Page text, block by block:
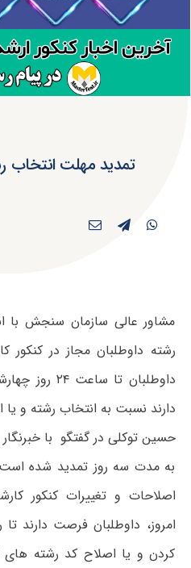
تمدید مهلت انتخاب
مشاور عالی سازمان سنجش با
دارند نسبت به انتخاب رشته و یا
حسین توکلی در گفتگو با
به مدت سه روز تمدید شده است
امروز، داوطلبان فرصت دارند
کردن و یا اصلاح کد رشته های